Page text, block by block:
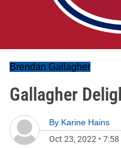
Brendan Gallagher
Gallagher
By Karine Hains
Oct 23, 2022 • 7:58